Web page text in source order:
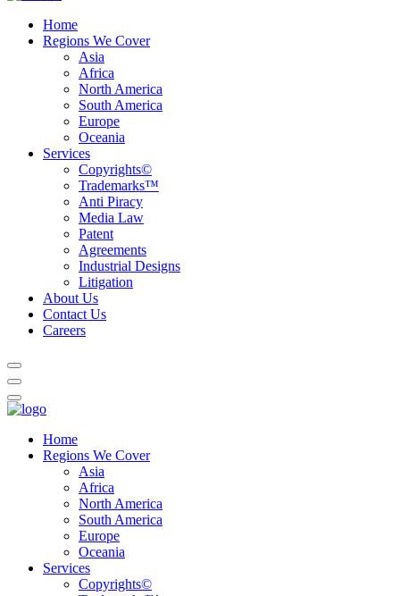
Home
Regions We Cover
Asia
Africa
North America
South America
Europe
Oceania
Services
Copyrights©
Trademarks™
Anti Piracy
Media Law
Patent
Agreements
Industrial Designs
Litigation
About Us
Contact Us
Careers
Home
Regions We Cover
Asia
Africa
North America
South America
Europe
Oceania
Services
Copyrights©